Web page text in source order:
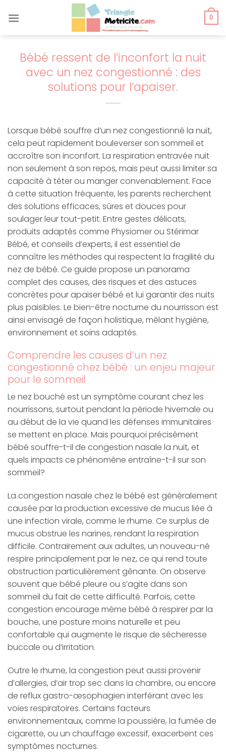
au
0
Bébé ressent de l’inconfort la nuit
avec un nez congestionné : des
solutions pour l’apaiser.
Lorsque bébé souffre d’un nez congestionné la nuit,
cela peut rapidement bouleverser son sommeil et
accroître son inconfort. La respiration entravée nuit
non seulement à son repos, mais peut aussi limiter sa
capacité à téter ou manger convenablement. Face
à cette situation fréquente, les parents recherchent
des solutions efficaces, sûres et douces pour
soulager leur tout-petit. Entre gestes délicats,
produits adaptés comme Physiomer ou Stérimar
Bébé, et conseils d’experts, il est essentiel de
connaître les méthodes qui respectent la fragilité du
nez de bébé. Ce guide propose un panorama
complet des causes, des risques et des astuces
concrètes pour apaiser bébé et lui garantir des nuits
plus paisibles. Le bien-être nocturne du nourrisson est
ainsi envisagé de façon holistique, mêlant hygiène,
environnement et soins adaptés.
Comprendre les causes d’un nez
congestionné chez bébé : un enjeu majeur
pour le sommeil
Le nez bouché est un symptôme courant chez les
nourrissons, surtout pendant la période hivernale ou
au début de la vie quand les défenses immunitaires
se mettent en place. Mais pourquoi précisément
bébé souffre-t-il de congestion nasale la nuit, et
quels impacts ce phénomène entraîne-t-il sur son
sommeil?
La congestion nasale chez le bébé est généralement
causée par la production excessive de mucus liée à
une infection virale, comme le rhume. Ce surplus de
mucus obstrue les narines, rendant la respiration
difficile. Contrairement aux adultes, un nouveau-né
respire principalement par le nez, ce qui rend toute
obstruction particulièrement gênante. On observe
souvent que bébé pleure ou s’agite dans son
sommeil du fait de cette difficulté. Parfois, cette
congestion encourage même bébé à respirer par la
bouche, une posture moins naturelle et peu
confortable qui augmente le risque de sécheresse
buccale ou d’irritation.
Outre le rhume, la congestion peut aussi provenir
d’allergies, d’air trop sec dans la chambre, ou encore
de reflux gastro-œsophagien interférant avec les
voies respiratoires. Certains facteurs
environnementaux, comme la poussière, la fumée de
cigarette, ou un chauffage excessif, exacerbent ces
symptômes nocturnes.